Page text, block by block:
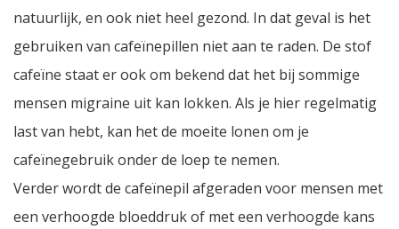
natuurlijk, en ook niet heel gezond. In dat geval is het
gebruiken van cafeïnepillen niet aan te raden. De stof
cafeïne staat er ook om bekend dat het bij sommige
mensen migraine uit kan lokken. Als je hier regelmatig
last van hebt, kan het de moeite lonen om je
cafeïnegebruik onder de loep te nemen.
Verder wordt de cafeïnepil afgeraden voor mensen met
een verhoogde bloeddruk of met een verhoogde kans